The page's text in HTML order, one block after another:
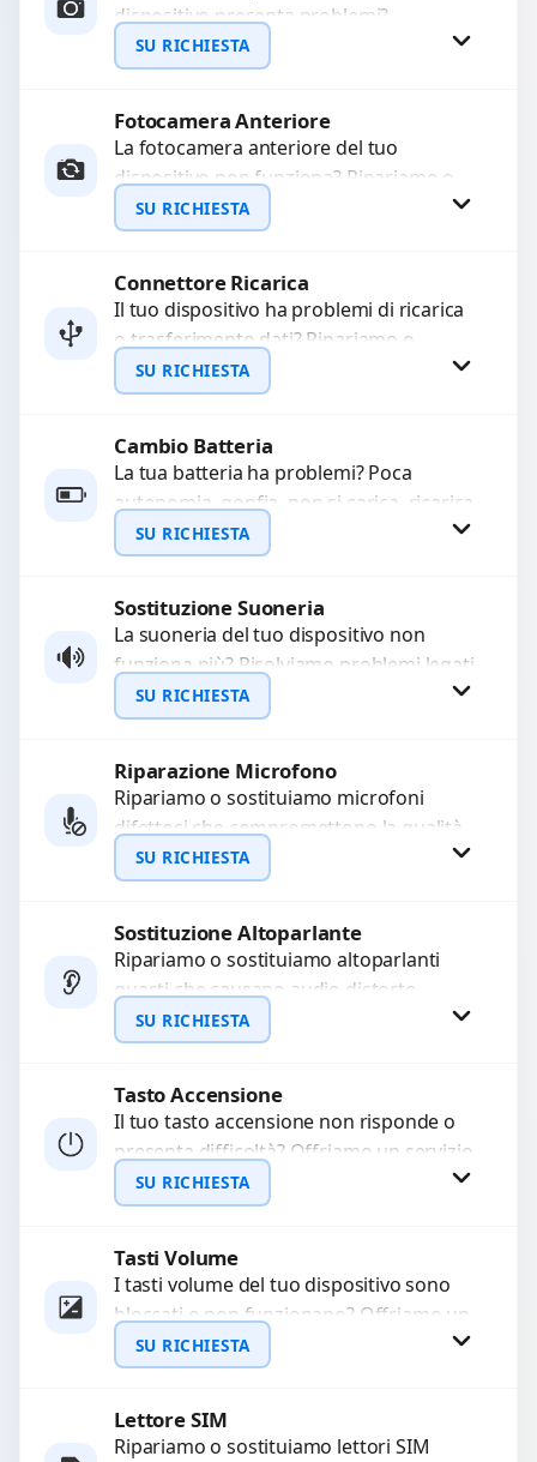
WhatsApp
dispositivo presenta problemi?
Interveniamo per risolvere guasti come
immagini sfocate, messa a fuoco non
SU RICHIESTA
Richiedi Preventivo
WhatsApp
Fotocamera Anteriore
La fotocamera anteriore del tuo
dispositivo non funziona? Ripariamo o
sostituiamo fotocamere guaste con
problemi come immagini sfocate, messa
SU RICHIESTA
Richiedi Preventivo
WhatsApp
Connettore Ricarica
Il tuo dispositivo ha problemi di ricarica
o trasferimento dati? Ripariamo o
sostituiamo connettori di ricarica guasti,
rotti, allentati, danneggiati,...
SU RICHIESTA
Richiedi Preventivo
WhatsApp
Cambio Batteria
La tua batteria ha problemi? Poca
autonomia, gonfia, non si carica, ricarica
lenta o cicli di ricarica esauriti?
Sostituiamo la...
SU RICHIESTA
Richiedi Preventivo
WhatsApp
Sostituzione Suoneria
La suoneria del tuo dispositivo non
funziona più? Risolviamo problemi legati
a moduli audio difettosi con interventi
precisi e componenti...
SU RICHIESTA
Richiedi Preventivo
WhatsApp
Riparazione Microfono
Ripariamo o sostituiamo microfoni
difettosi che compromettono la qualità
audio delle registrazioni o delle
chiamate. Diagnosi accurata e ricambi
SU RICHIESTA
Richiedi Preventivo
WhatsApp
Sostituzione Altoparlante
Ripariamo o sostituiamo altoparlanti
guasti che causano audio distorto,
basso o assente. Utilizziamo ricambi di
alta qualità garantiti per 3...
SU RICHIESTA
Richiedi Preventivo
WhatsApp
Tasto Accensione
Il tuo tasto accensione non risponde o
presenta difficoltà? Offriamo un servizio
professionale di riparazione o
sostituzione utilizzando componenti di...
SU RICHIESTA
Richiedi Preventivo
WhatsApp
Tasti Volume
I tasti volume del tuo dispositivo sono
bloccati o non funzionano? Offriamo un
servizio di riparazione o sostituzione
con ricambi...
SU RICHIESTA
Richiedi Preventivo
Lettore SIM
Ripariamo o sostituiamo lettori SIM